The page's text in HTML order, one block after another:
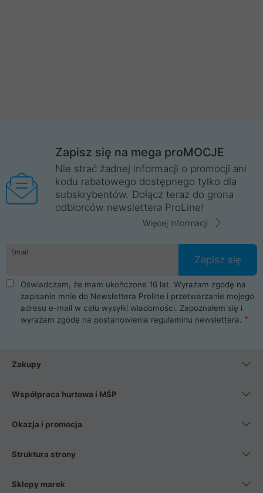
Zapisz się na mega proMOCJE
Nie strać żadnej informacji o promocji ani
kodu rabatowego dostępnego tylko dla
subskrybentów. Dołącz teraz do grona
odbiorców newslettera ProLine!
Więcej informacji
Email
Zapisz się
Oświadczam, że mam ukończone 16 lat. Wyrażam zgodę na
zapisanie mnie do Newslettera Proline i przetwarzanie mojego
adresu e-mail w celu wysyłki wiadomości. Zapoznałem się i
wyrażam zgodę na postanowienia regulaminu newslettera.
Zakupy
Współpraca hurtowa i MŚP
Okazja i promocja
Struktura strony
Sklepy marek